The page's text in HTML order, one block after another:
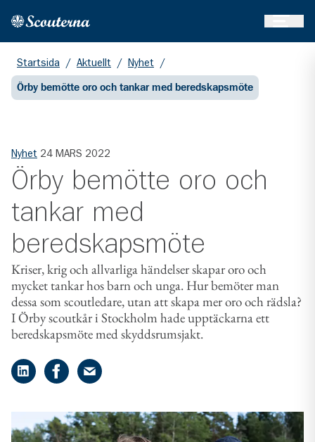
Hem
Startsida / Aktuellt / Nyhet /
Örby bemötte oro och tankar med beredskapsmöte
Nyhet 24 MARS 2022
Örby bemötte oro och
tankar med
beredskapsmöte
Kriser, krig och allvarliga händelser skapar oro och
mycket tankar hos barn och unga. Hur bemöter man
dessa som scoutledare, utan att skapa mer oro och rädsla?
I Örby scoutkår i Stockholm hade upptäckarna ett
beredskapsmöte med skyddsrumsjakt.
Dela på LinkedIn
Dela på Facebook
Dela på e-post